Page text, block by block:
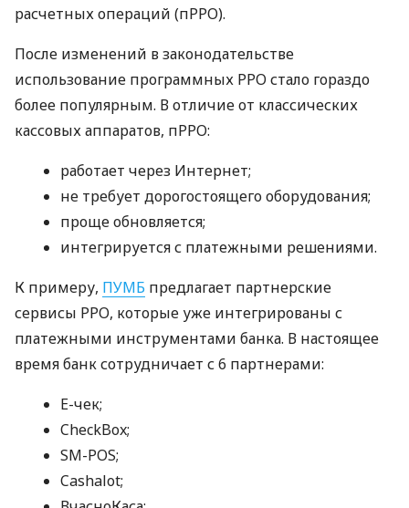
расчетных операций (пРРО).
После изменений в законодательстве
использование программных РРО стало гораздо
более популярным. В отличие от классических
кассовых аппаратов, пРРО:
работает через Интернет;
не требует дорогостоящего оборудования;
проще обновляется;
интегрируется с платежными решениями.
К примеру, ПУМБ предлагает партнерские
сервисы РРО, которые уже интегрированы с
платежными инструментами банка. В настоящее
время банк сотрудничает с 6 партнерами:
E-чек;
CheckBox;
SM-POS;
Cashalot;